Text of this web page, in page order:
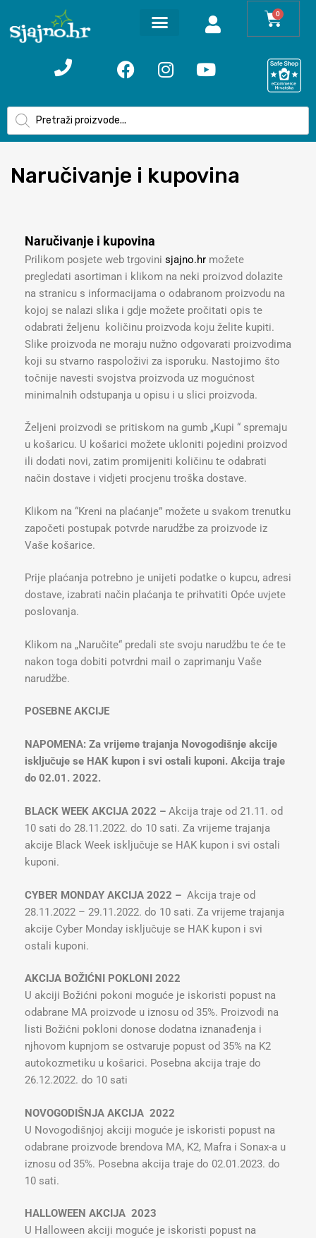
0
Naručivanje i kupovina
Naručivanje i kupovina
Prilikom posjete web trgovini sjajno.hr možete
pregledati asortiman i klikom na neki proizvod dolazite
na stranicu s informacijama o odabranom proizvodu na
kojoj se nalazi slika i gdje možete pročitati opis te
odabrati željenu količinu proizvoda koju želite kupiti.
Slike proizvoda ne moraju nužno odgovarati proizvodima
koji su stvarno raspoloživi za isporuku. Nastojimo što
točnije navesti svojstva proizvoda uz mogućnost
minimalnih odstupanja u opisu i u slici proizvoda.
Željeni proizvodi se pritiskom na gumb „Kupi “ spremaju
u košaricu. U košarici možete ukloniti pojedini proizvod
ili dodati novi, zatim promijeniti količinu te odabrati
način dostave i vidjeti procjenu troška dostave.
Klikom na “Kreni na plaćanje” možete u svakom trenutku
započeti postupak potvrde narudžbe za proizvode iz
Vaše košarice.
Prije plaćanja potrebno je unijeti podatke o kupcu, adresi
dostave, izabrati način plaćanja te prihvatiti Opće uvjete
poslovanja.
Klikom na „Naručite“ predali ste svoju narudžbu te će te
nakon toga dobiti potvrdni mail o zaprimanju Vaše
narudžbe.
POSEBNE AKCIJE
NAPOMENA: Za vrijeme trajanja Novogodišnje akcije
isključuje se HAK kupon i svi ostali kuponi. Akcija traje
do 02.01. 2022.
BLACK WEEK AKCIJA 2022 – Akcija traje od 21.11. od
10 sati do 28.11.2022. do 10 sati. Za vrijeme trajanja
akcije Black Week isključuje se HAK kupon i svi ostali
kuponi.
CYBER MONDAY AKCIJA 2022 – Akcija traje od
28.11.2022 – 29.11.2022. do 10 sati. Za vrijeme trajanja
akcije Cyber Monday isključuje se HAK kupon i svi
ostali kuponi.
AKCIJA BOŽIĆNI POKLONI 2022
U akciji Božićni pokoni moguće je iskoristi popust na
odabrane MA proizvode u iznosu od 35%. Proizvodi na
listi Božićni pokloni donose dodatna iznanađenja i
njhovom kupnjom se ostvaruje popust od 35% na K2
autokozmetiku u košarici. Posebna akcija traje do
26.12.2022. do 10 sati
NOVOGODIŠNJA AKCIJA 2022
U Novogodišnjoj akciji moguće je iskoristi popust na
odabrane proizvode brendova MA, K2, Mafra i Sonax-a u
iznosu od 35%. Posebna akcija traje do 02.01.2023. do
10 sati.
HALLOWEEN AKCIJA 2023
U Halloween akciji moguće je iskoristi popust na